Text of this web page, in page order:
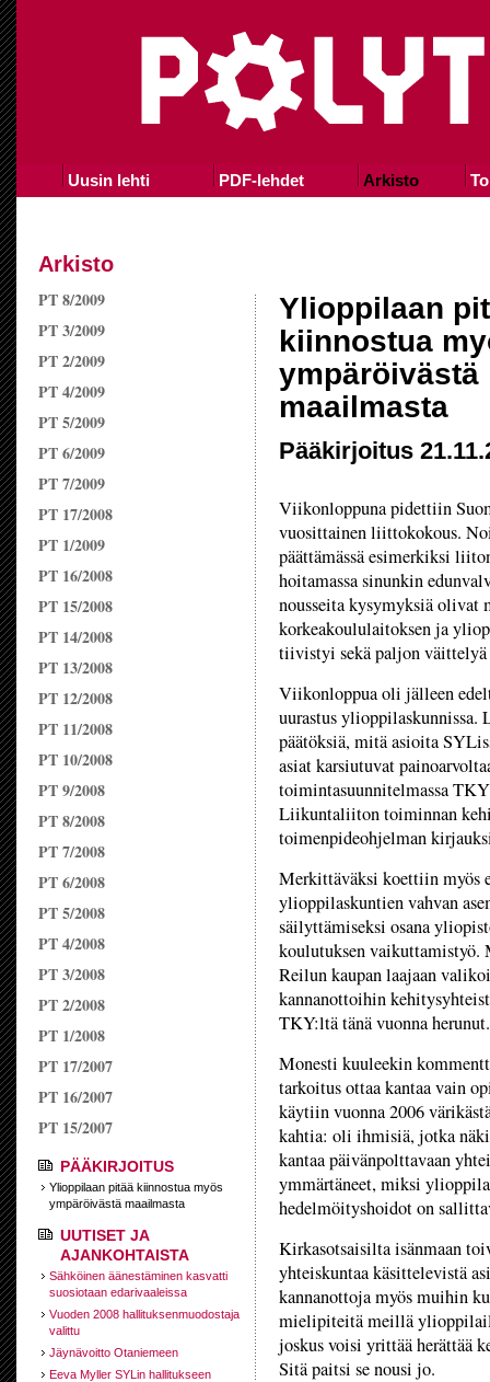
Uusin lehti PDF-lehdet Arkisto
Arkisto
PT 8/2009
PT 3/2009
PT 2/2009
PT 4/2009
PT 5/2009
PT 6/2009
PT 7/2009
PT 17/2008
PT 1/2009
PT 16/2008
PT 15/2008
PT 14/2008
PT 13/2008
PT 12/2008
PT 11/2008
PT 10/2008
PT 9/2008
PT 8/2008
PT 7/2008
PT 6/2008
PT 5/2008
PT 4/2008
PT 3/2008
PT 2/2008
PT 1/2008
PT 17/2007
PT 16/2007
PT 15/2007
PÄÄKIRJOITUS
Ylioppilaan pitää kiinnostua myös
ympäröivästä maailmasta
UUTISET JA
AJANKOHTAISTA
Sähköinen äänestäminen kasvatti
suosiotaan edarivaaleissa
Vuoden 2008 hallituksen­muodostaja
valittu
Jäynävoitto Otaniemeen
Eeva Myller SYLin hallitukseen
Ylioppilaan
kiinnostua
ympäröivästä
maailmasta
Pääkirjoitus
Viikonloppuna pidettiin
vuosittainen liittokokous.
päättämässä esimerkiksi
hoitamassa sinunkin
nousseita kysymyksiä olivat
korkeakoululaitoksen ja
tiivistyi sekä paljon
Viikonloppua oli jälleen
uurastus
päätöksiä, mitä asioita
asiat karsiutuvat
toimintasuunnitelmassa
Liikuntaliiton toiminnan
toimenpideohjelman
Merkittäväksi koettiin myös
ylioppilaskuntien vahvan
säilyttämiseksi osana
koulutuksen
Reilun kaupan laajaan
kannanottoihin
TKY:ltä tänä vuonna herunut.
Monesti kuuleekin
tarkoitus ottaa kantaa vain
käytiin vuonna 2006
kahtia: oli ihmisiä, jotka
kantaa päivänpolttavaan
ymmärtäneet, miksi
hedelmöityshoidot on
Kirkasotsaisilta isänmaan
yhteiskuntaa käsittelevistä
kannanottoja myös muihin
mielipiteitä meillä
joskus voisi yrittää herättää
Sitä paitsi se nousi jo.